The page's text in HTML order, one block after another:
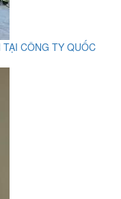
TẠI CÔNG TY QUỐC